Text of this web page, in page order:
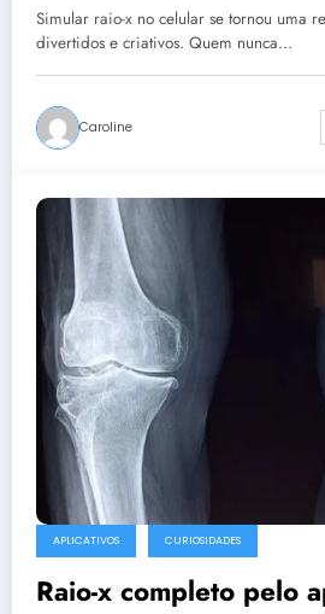
Simular raio-x no celular se tornou uma
divertidos e criativos. Quem nunca…
Caroline
APLICATIVOS CURIOSIDADES
Raio-x completo pelo